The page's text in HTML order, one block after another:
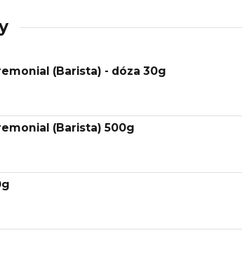
(Barista) - dóza 30g
(Barista) 500g